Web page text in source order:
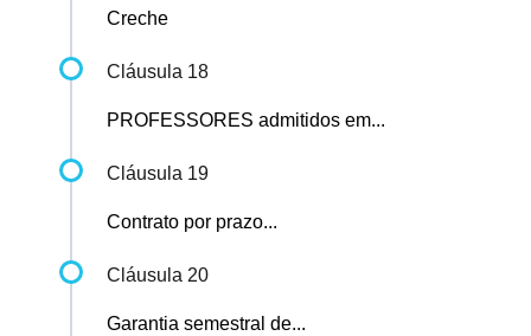
Creche
Cláusula 18
PROFESSORES admitidos em...
Cláusula 19
Contrato por prazo...
Cláusula 20
Garantia semestral de...